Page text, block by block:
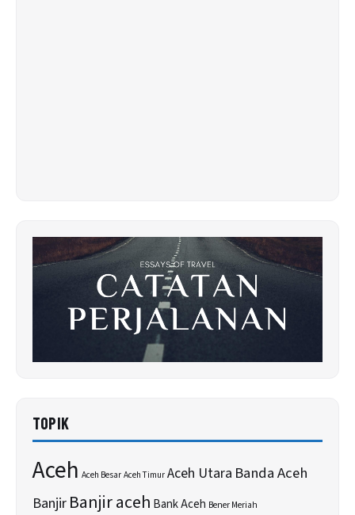
TOPIK
Aceh Aceh Besar Aceh Timur Aceh Utara Banda Aceh
BanjirBanjir aceh Bank Aceh Bener Meriah